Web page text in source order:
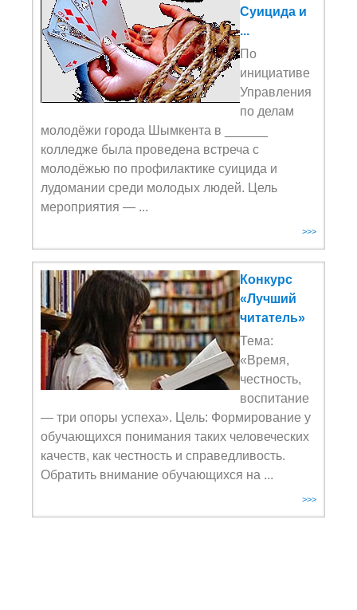
Суицида и
...
По
инициативе
Управления
по делам
молодёжи города Шымкента в ______
колледже была проведена встреча с
молодёжью по профилактике суицида и
лудомании среди молодых людей. Цель
мероприятия — ...
>>>
Конкурс
«Лучший
читатель»
Тема:
«Время,
честность,
воспитание
— три опоры успеха». Цель: Формирование у
обучающихся понимания таких человеческих
качеств, как честность и справедливость.
Обратить внимание обучающихся на ...
>>>